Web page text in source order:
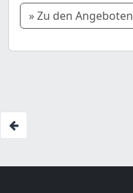
» Zu den Angeboten